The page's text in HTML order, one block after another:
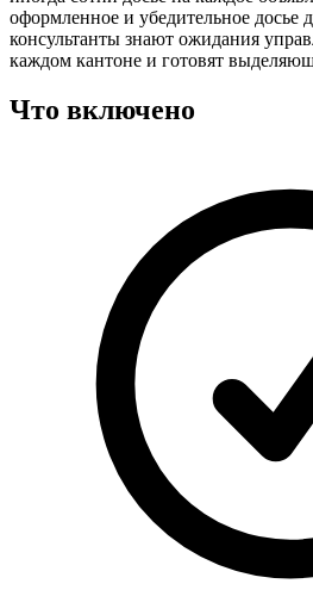
оформленное и убедительное досье
консультанты знают ожидания
каждом кантоне и готовят
Что включено